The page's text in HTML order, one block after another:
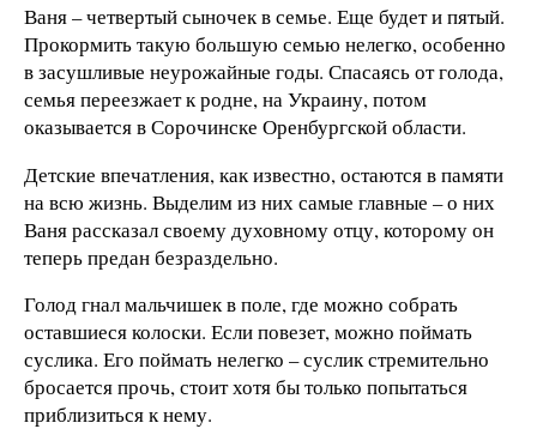
Ваня – четвертый сыночек в семье. Еще будет и пятый.
Прокормить такую большую семью нелегко, особенно
в засушливые неурожайные годы. Спасаясь от голода,
семья переезжает к родне, на Украину, потом
оказывается в Сорочинске Оренбургской области.
Детские впечатления, как известно, остаются в памяти
на всю жизнь. Выделим из них самые главные – о них
Ваня рассказал своему духовному отцу, которому он
теперь предан безраздельно.
Голод гнал мальчишек в поле, где можно собрать
оставшиеся колоски. Если повезет, можно поймать
суслика. Его поймать нелегко – суслик стремительно
бросается прочь, стоит хотя бы только попытаться
приблизиться к нему.